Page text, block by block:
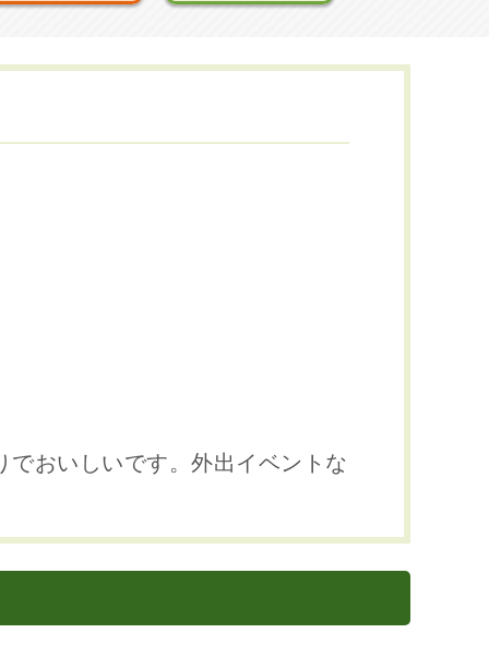
おいしいです。外出イベントな